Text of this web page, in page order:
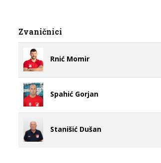
Zvaničnici
Rnić Momir
Spahić Gorjan
Stanišić Dušan